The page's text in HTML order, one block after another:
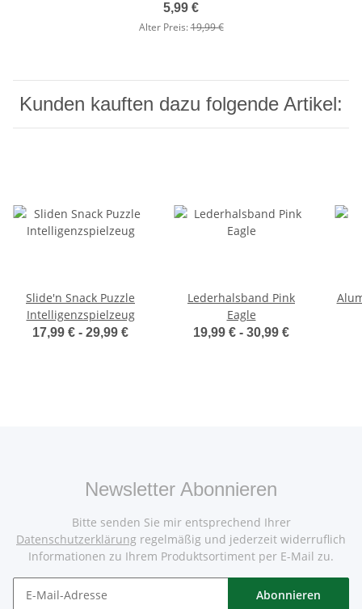
5,99 €
Alter Preis:19,99 €
Kunden kauften dazu folgende Artikel:
Slide'n Snack Puzzle
Intelligenzspielzeug
17,99 € - 29,99 €
Lederhalsband Pink
Eagle
19,99 € - 30,99 €
Newsletter Abonnieren
Bitte senden Sie mir entsprechend Ihrer
Datenschutzerklärung regelmäßig und jederzeit widerruflich
Informationen zu Ihrem Produktsortiment per E-Mail zu.
Abonnieren